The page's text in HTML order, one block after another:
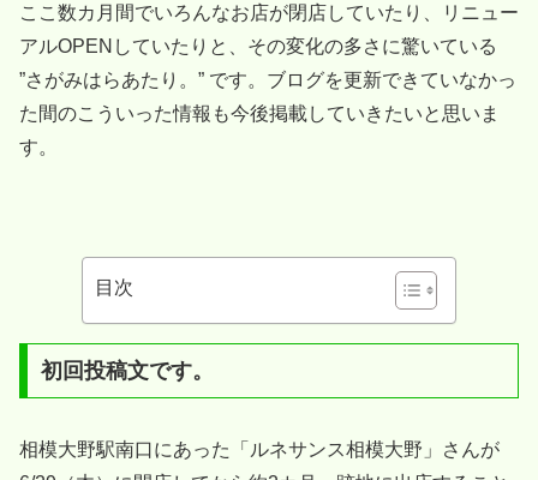
ここ数カ月間でいろんなお店が閉店していたり、リニュー
アルOPENしていたりと、その変化の多さに驚いている
”さがみはらあたり。” です。ブログを更新できていなかっ
た間のこういった情報も今後掲載していきたいと思いま
す。
目次
初回投稿文です。
相模大野駅南口にあった「ルネサンス相模大野」さんが